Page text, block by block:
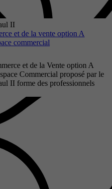
II
et de la vente option A
commercial
et de la Vente option A
Commercial proposé par le
II forme des professionnels